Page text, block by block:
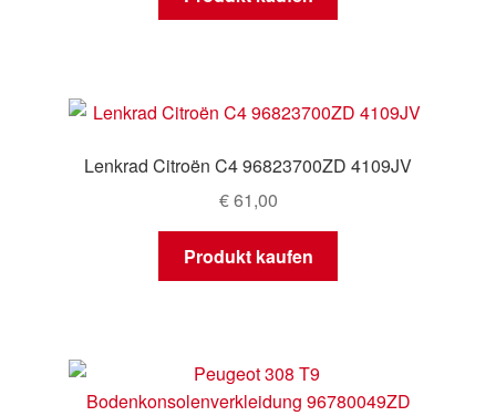
Lenkrad Citroën C4 96823700ZD 4109JV
€61,00
Produkt kaufen